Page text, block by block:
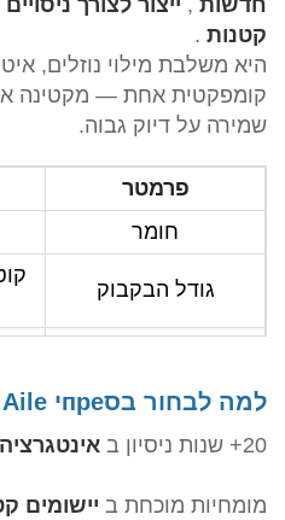
קטנות .
היא משלבת מילוי נוזלים,
קומפקטית אחת — מקטינה
שמירה על דיוק גבוה.
פרמטר
חומר
גודל הבקבוק
טווח מילוי
לחץ אוויר
למה לבחור בסпреי Aile:
20+ שנות ניסיון ב
מומחיות מוכחת ב יישומים